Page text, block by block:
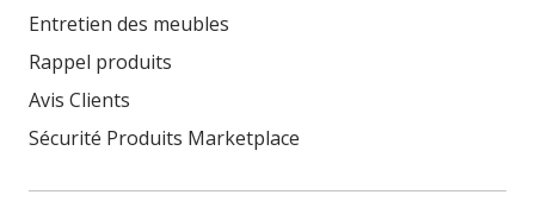
Entretien des meubles
Rappel produits
Avis Clients
Sécurité Produits Marketplace